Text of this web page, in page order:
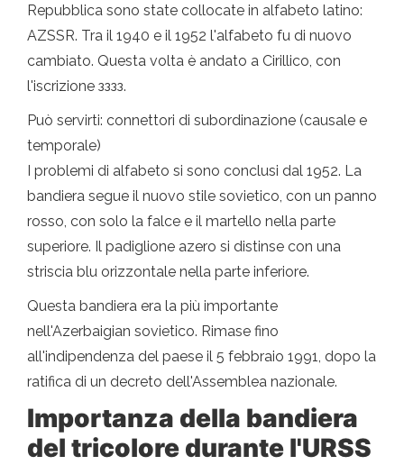
Repubblica sono state collocate in alfabeto latino:
AZSSR. Tra il 1940 e il 1952 l'alfabeto fu di nuovo
cambiato. Questa volta è andato a Cirillico, con
l'iscrizione зззз.
Può servirti: connettori di subordinazione (causale e
temporale)
I problemi di alfabeto si sono conclusi dal 1952. La
bandiera segue il nuovo stile sovietico, con un panno
rosso, con solo la falce e il martello nella parte
superiore. Il padiglione azero si distinse con una
striscia blu orizzontale nella parte inferiore.
Questa bandiera era la più importante
nell'Azerbaigian sovietico. Rimase fino
all'indipendenza del paese il 5 febbraio 1991, dopo la
ratifica di un decreto dell'Assemblea nazionale.
Importanza della bandiera
del tricolore durante l'URSS